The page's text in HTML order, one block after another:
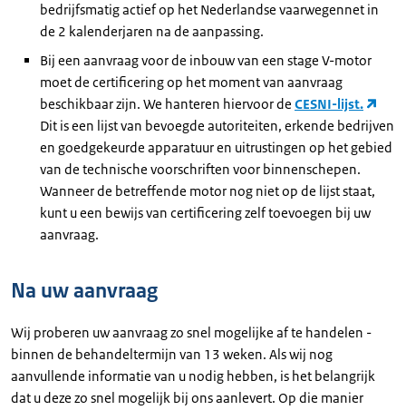
bedrijfsmatig actief op het Nederlandse vaarwegennet in
de 2 kalenderjaren na de aanpassing.
Bij een aanvraag voor de inbouw van een stage V-motor
moet de certificering op het moment van aanvraag
beschikbaar zijn. We hanteren hiervoor de CESNI-lijst.
Dit is een lijst van bevoegde autoriteiten, erkende bedrijven
en goedgekeurde apparatuur en uitrustingen op het gebied
van de technische voorschriften voor binnenschepen.
Wanneer de betreffende motor nog niet op de lijst staat,
kunt u een bewijs van certificering zelf toevoegen bij uw
aanvraag.
Na uw aanvraag
Wij proberen uw aanvraag zo snel mogelijke af te handelen -
binnen de behandeltermijn van 13 weken. Als wij nog
aanvullende informatie van u nodig hebben, is het belangrijk
dat u deze zo snel mogelijk bij ons aanlevert. Op die manier